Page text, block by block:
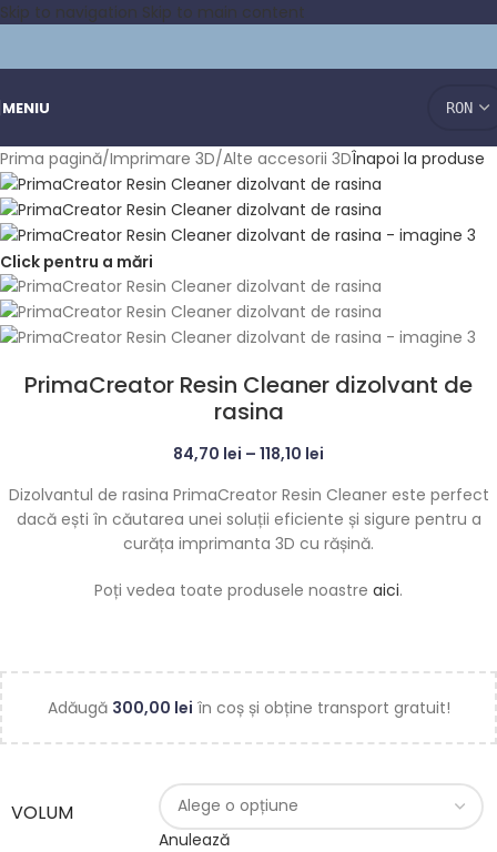
Skip to navigation Skip to main content
MENIU
Prima pagină/Imprimare 3D/Alte accesorii 3DÎnapoi la produse
Click pentru a mări
PrimaCreator Resin Cleaner dizolvant de
rasina
84,70 lei – 118,10 lei
Dizolvantul de rasina PrimaCreator Resin Cleaner este perfect
dacă ești în căutarea unei soluții eficiente și sigure pentru a
curăța imprimanta 3D cu rășină.
Poți vedea toate produsele noastre aici.
Adăugă 300,00 lei în coș și obține transport gratuit!
VOLUM
Anulează